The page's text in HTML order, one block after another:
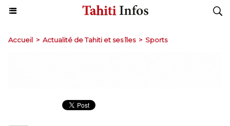
Accueil > Actualité de Tahiti et ses îles > Sports